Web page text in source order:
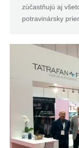
zúčastňujú aj
potravinársky